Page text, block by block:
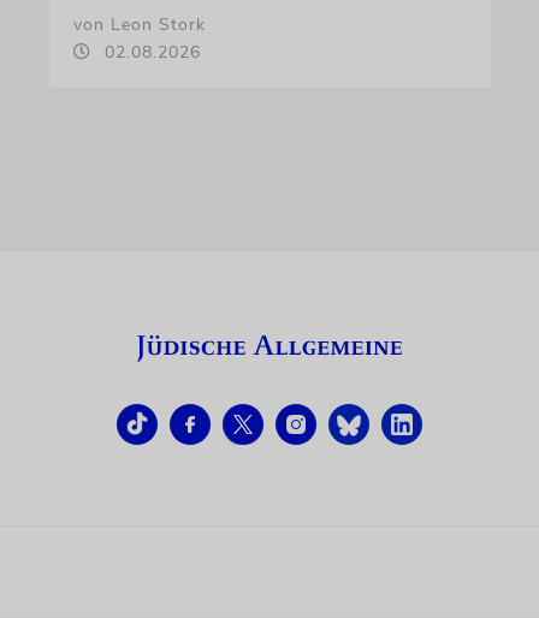
von Leon Stork
02.08.2026